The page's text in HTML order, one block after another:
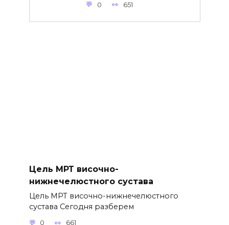
0 651
Цель МРТ височно-
нижнечелюстного сустава
Цель МРТ височно-нижнечелюстного
сустава Сегодня разберем
0 661